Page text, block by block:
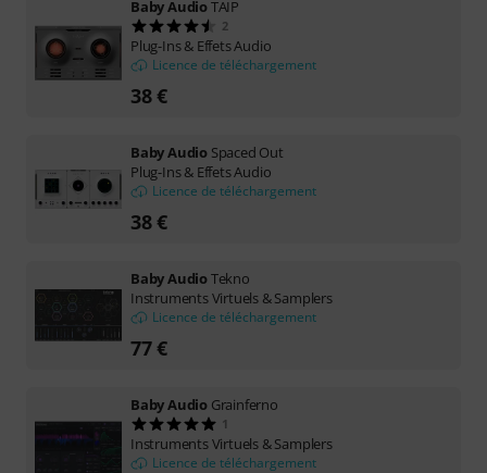
Baby AudioTAIP
2
Plug-Ins & Effets Audio
Licence de téléchargement
38 €
Baby Audio Spaced Out
Plug-Ins & Effets Audio
Licence de téléchargement
38 €
Baby AudioTekno
Instruments Virtuels & Samplers
Licence de téléchargement
77 €
Baby Audio Grainferno
1
Instruments Virtuels & Samplers
Licence de téléchargement